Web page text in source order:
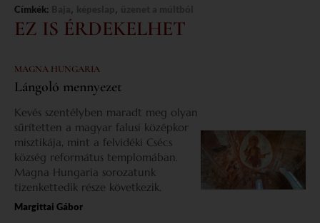
Címkék: , ,
EZ IS ÉRDEKELHET
MAGNA HUNGARIA
Lángoló mennyezet
Kevés szentélyben maradt meg olyan
sűrítetten a magyar falusi középkor
misztikája, mint a felvidéki Csécs
község református templomában.
Magna Hungaria sorozatunk
tizenkettedik része következik.
Margittai Gábor